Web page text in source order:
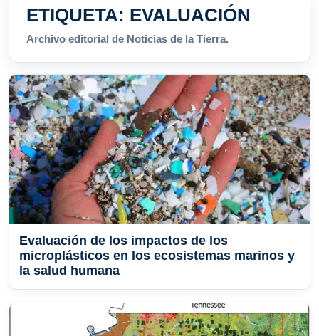
ETIQUETA: EVALUACIÓN
Archivo editorial de Noticias de la Tierra.
Evaluación de los impactos de los
microplásticos en los ecosistemas marinos y
la salud humana